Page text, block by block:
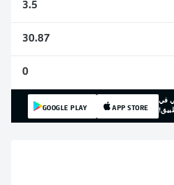
30.87
APP STORE
GOOGLE PLAY